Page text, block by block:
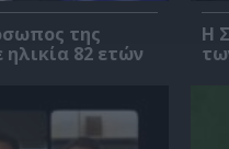
της
82 ετών
Η